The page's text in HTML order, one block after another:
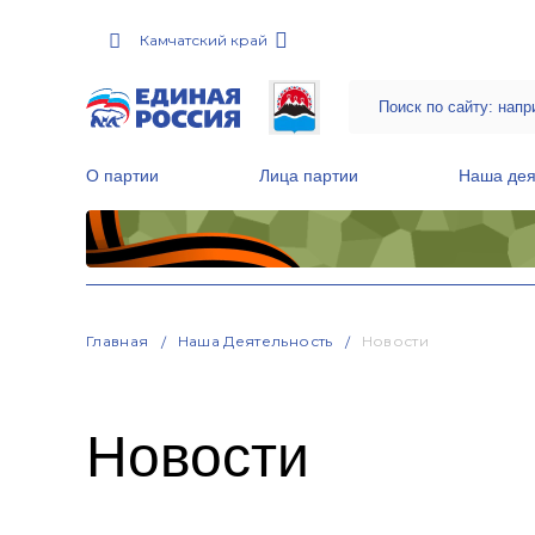
Камчатский край
О партии Лица партии Наша
Главная Наша Деятельность Новости
Новости